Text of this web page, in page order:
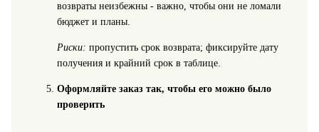
возвраты неизбежны - важно, чтобы они не ломали
бюджет и планы.
Риски: пропустить срок возврата; фиксируйте дату
получения и крайний срок в таблице.
Оформляйте заказ так, чтобы его можно было
проверить